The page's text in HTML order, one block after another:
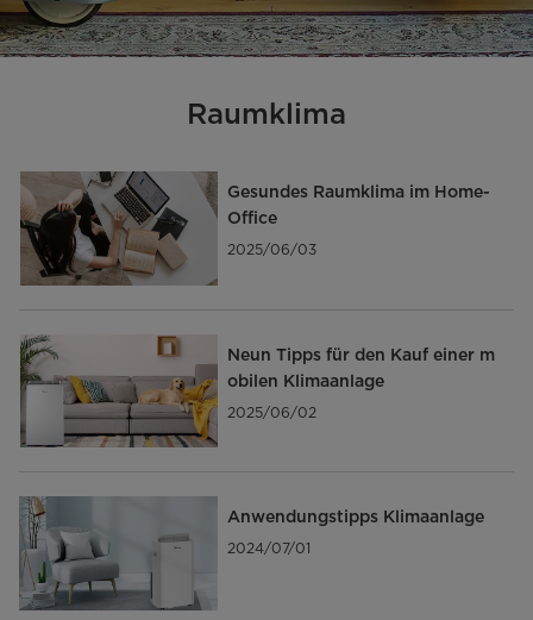
Raumklima
Gesundes Raumklima im Home-
Office
2025/06/03
Neun Tipps für den Kauf einer m
obilen Klimaanlage
2025/06/02
Anwendungstipps Klimaanlage
2024/07/01